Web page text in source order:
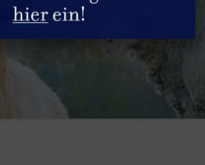
ASPEKTE
STELLENANGEBOTE